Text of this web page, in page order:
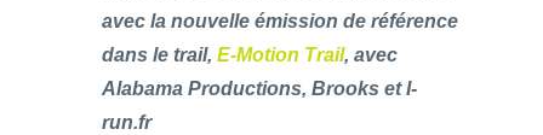
avec la nouvelle émission de référence
dans le trail, E-Motion Trail, avec
Alabama Productions, Brooks et I-
run.fr